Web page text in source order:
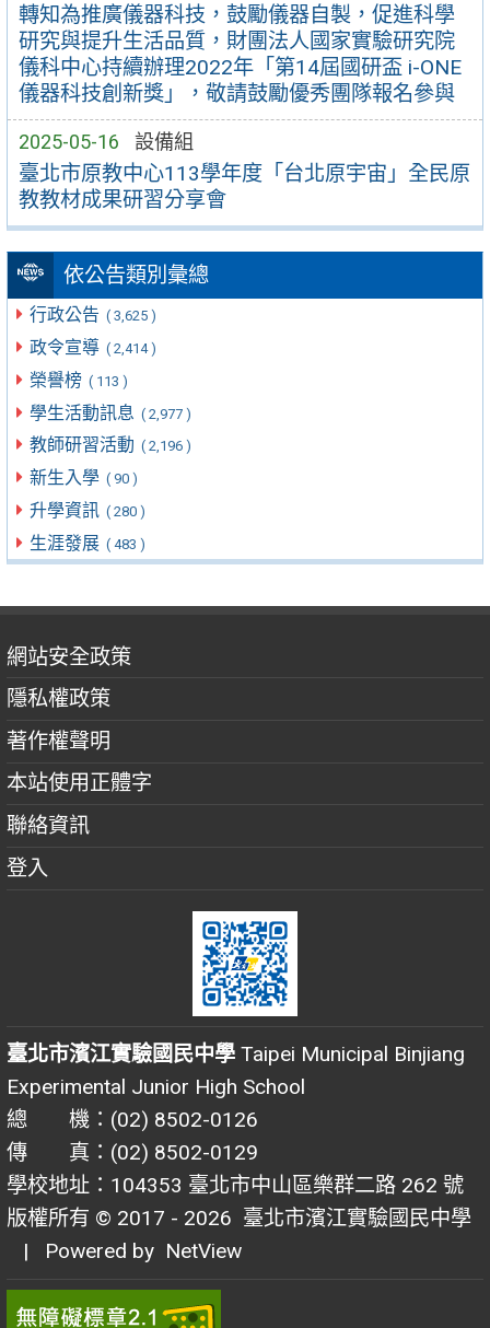
轉知為推廣儀器科技，鼓勵儀器自製，促進科學
研究與提升生活品質，財團法人國家實驗研究院
儀科中心持續辦理2022年「第14屆國研盃 i-ONE
儀器科技創新獎」，敬請鼓勵優秀團隊報名參與
2025-05-16 設備組
臺北市原教中心113學年度「台北原宇宙」全民原
教教材成果研習分享會
依公告類別彙總
行政公告 ( 3,625 )
政令宣導 ( 2,414 )
榮譽榜 ( 113 )
學生活動訊息 ( 2,977 )
教師研習活動 ( 2,196 )
新生入學 ( 90 )
升學資訊 ( 280 )
生涯發展 ( 483 )
網站安全政策
隱私權政策
著作權聲明
本站使用正體字
聯絡資訊
登入
臺北市濱江實驗國民中學 Taipei Municipal Binjiang
Experimental Junior High School
總 機：(02) 8502-0126
傳 真：(02) 8502-0129
學校地址：104353 臺北市中山區樂群二路 262 號
版權所有 © 2017 - 2026 臺北市濱江實驗國民中學
| Powered by NetView